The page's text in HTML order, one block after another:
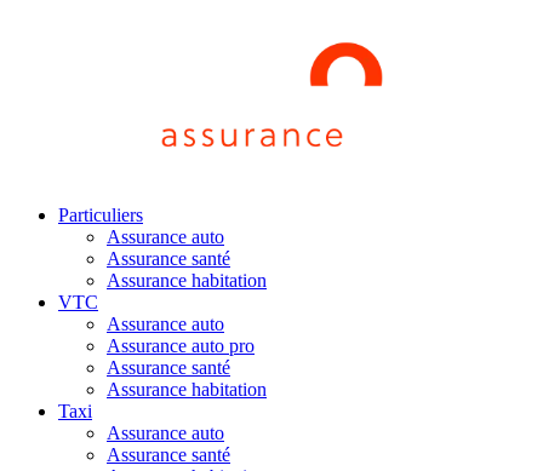
Particuliers
Assurance auto
Assurance santé
Assurance habitation
VTC
Assurance auto
Assurance auto pro
Assurance santé
Assurance habitation
Taxi
Assurance auto
Assurance santé